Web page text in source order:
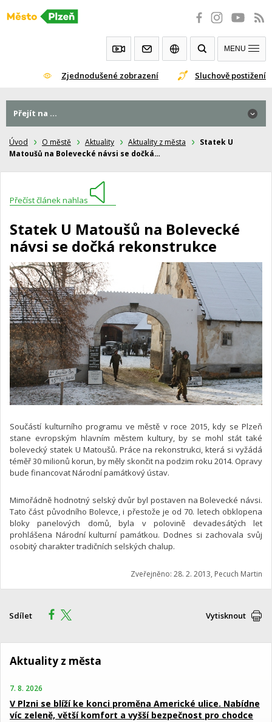
Přeskočit
Zjednodušené zobrazení Sluchově postižení
MENU
Úvod O městě Aktuality Aktuality z města
Statek U
Matoušů na Bolevecké návsi se dočká…
Přečíst článek nahlas
Statek U Matoušů na Bolevecké
návsi se dočká rekonstrukce
Součástí kulturního programu ve městě v roce 2015, kdy se Plzeň
stane evropským hlavním městem kultury, by se mohl stát také
bolevecký statek U Matoušů. Práce na rekonstrukci, která si vyžádá
téměř 30 milionů korun, by měly skončit na podzim roku 2014. Opravy
bude financovat Národní památkový ústav.
Mimořádně hodnotný selský dvůr byl postaven na Bolevecké návsi.
Tato část původního Bolevce, i přestože je od 70. letech obklopena
bloky panelových domů, byla v polovině devadesátých let
prohlášena Národní kulturní památkou. Dodnes si zachovala svůj
osobitý charakter tradičních selských chalup.
Zveřejněno: 28. 2. 2013, Pecuch Martin
Sdílet Vytisknout
Přejít na ...
Aktuality z města
7. 8. 2026
V Plzni se blíží ke konci proměna Americké ulice. Nabídne
víc zeleně, větší komfort a vyšší bezpečnost pro chodce